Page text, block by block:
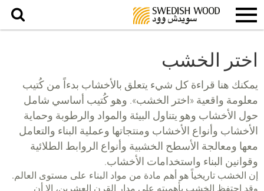
بحث
اختر الخشب
يمكنك هنا قراءة كل شيء يتعلق بالأخشاب بدءاً من كُتيب
معلومة واقعیة «اختر الخشب». وهو كُتيب أساسي شامل
حول الأخشاب وهو يتناول البيئة والمواد والرطوبة وحماية
الأخشاب وأنواع الأخشاب ومنتجاتها وعملية البناء والتعامل
معها ومعالجة الأسطح الخشبية وأنواع الروابط الطلائية
وقوانين البناء واستخدامات الأخشاب.
إن الخشب تاريخياً هو أهم مادة من مواد البناء على مستوى العالم.
وقد احتفظ الخشب بأهميته على مدار القرن العشرين، إلا أن